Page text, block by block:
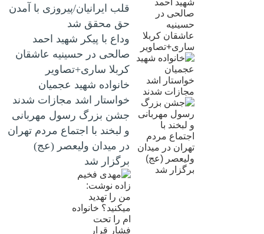
قلب ایرانیان/پیروزی با آمدن
حق محقق شد
وداع با پیکر شهید احمد
صالحی‌ در حسینیه عاشقان
کربلا ساری+تصاویر
خانواده شهید عجمیان
خواستار اشد مجازات شدند
جشن بزرگ رسول مهربانی
و لبخند با اجتماع مردم تهران
در میدان ولیعصر (عج)
برگزار شد